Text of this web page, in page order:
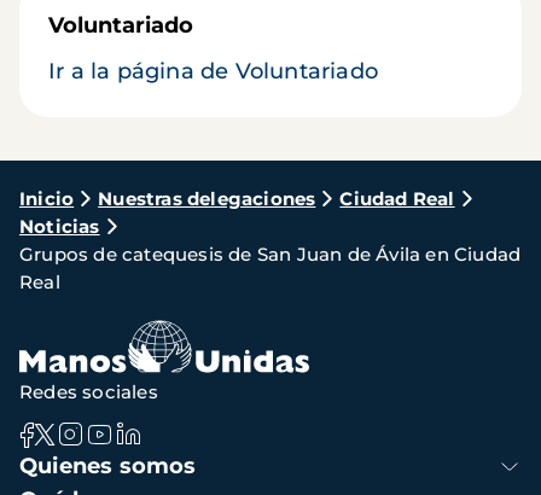
Voluntariado
Ir a la página de Voluntariado
Ruta
de
navegación
Inicio Nuestras delegaciones
Ciudad Real
Noticias
Grupos de catequesis de San Juan de Ávila en Ciudad
Real
Navegación
principal
Quienes somos
Redes sociales